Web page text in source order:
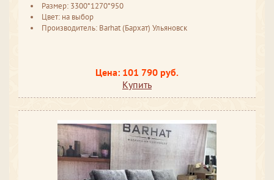
Размер: 3300*1270*950
Цвет: на выбор
Производитель: Barhat (Бархат) Ульяновск
Цена: 101 790 руб.
Купить